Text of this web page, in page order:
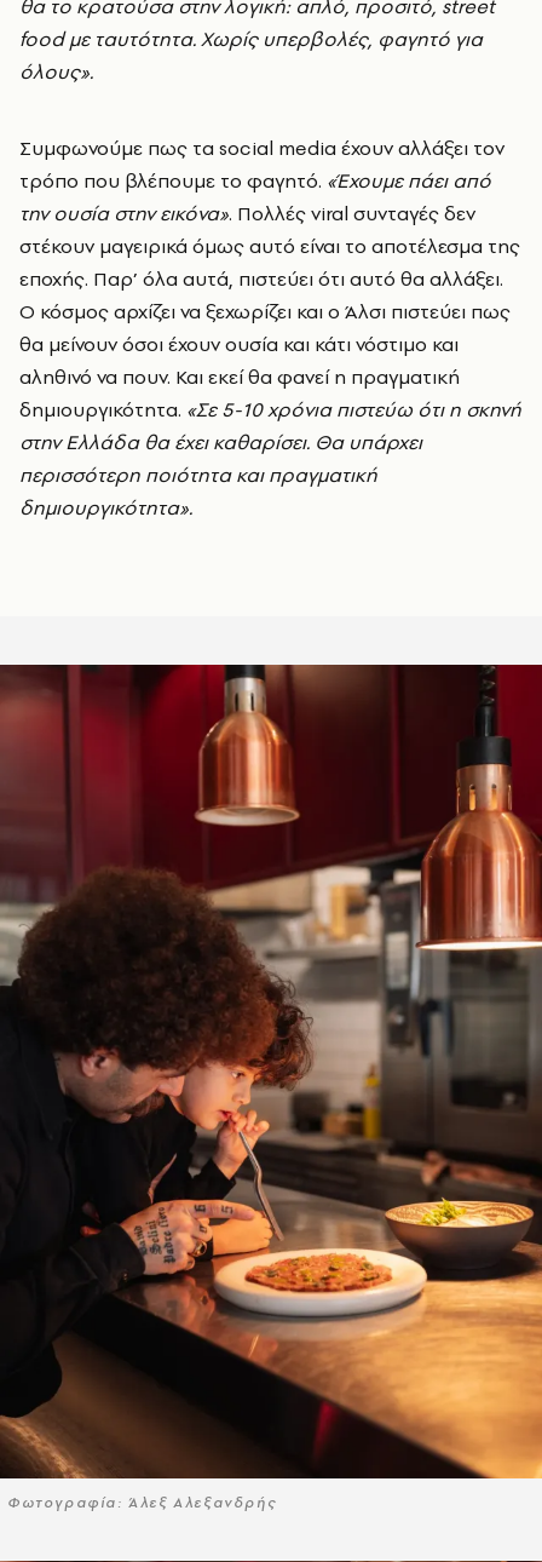
θα το κρατούσα στην λογική: απλό, προσιτό, street
food με ταυτότητα. Χωρίς υπερβολές, φαγητό για
όλους».
Συμφωνούμε πως τα social media έχουν αλλάξει τον
τρόπο που βλέπουμε το φαγητό. «Έχουμε πάει από
την ουσία στην εικόνα». Πολλές viral συνταγές δεν
στέκουν μαγειρικά όμως αυτό είναι το αποτέλεσμα της
εποχής. Παρ’ όλα αυτά, πιστεύει ότι αυτό θα αλλάξει.
Ο κόσμος αρχίζει να ξεχωρίζει και ο Άλσι πιστεύει πως
θα μείνουν όσοι έχουν ουσία και κάτι νόστιμο και
αληθινό να πουν. Και εκεί θα φανεί η πραγματική
δημιουργικότητα. «Σε 5-10 χρόνια πιστεύω ότι η σκηνή
στην Ελλάδα θα έχει καθαρίσει. Θα υπάρχει
περισσότερη ποιότητα και πραγματική
δημιουργικότητα».
Φωτογραφία: Άλεξ Αλεξανδρής